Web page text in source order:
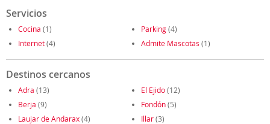
Servicios
Cocina (1) Parking(4)
Internet(4) Admite Mascotas (1)
Destinos cercanos
Adra (13) El Ejido(12)
Berja (9) Fondón(5)
Laujar de Andarax(4) Illar(3)